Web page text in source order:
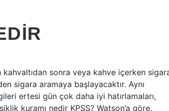
sonra veya kahve içerken
sigara aramaya başlayacaktır. Aynı
ertesi gün çok daha iyi hatırlamaları,
kuramı nedir KPSS? Watson’a göre,